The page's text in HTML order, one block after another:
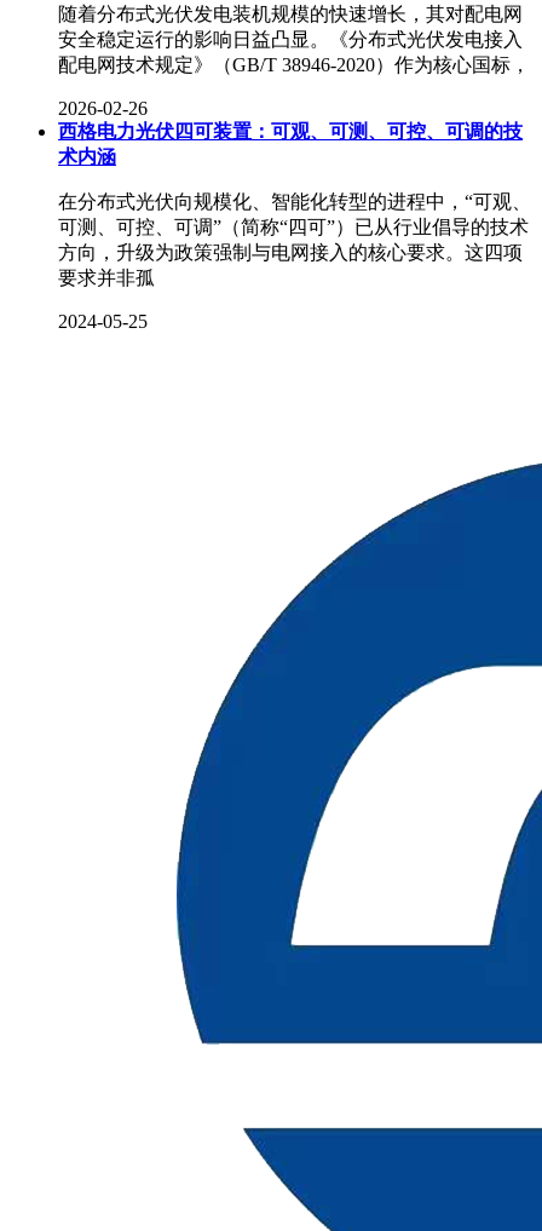
随着分布式光伏发电装机规模的快速增长，其对配电网
安全稳定运行的影响日益凸显。《分布式光伏发电接入
配电网技术规定》（GB/T 38946-2020）作为核心国标，
2026-02-26
西格电力光伏四可装置：可观、可测、可控、可调的技
术内涵
在分布式光伏向规模化、智能化转型的进程中，“可观、
可测、可控、可调”（简称“四可”）已从行业倡导的技术
方向，升级为政策强制与电网接入的核心要求。这四项
要求并非孤
2024-05-25